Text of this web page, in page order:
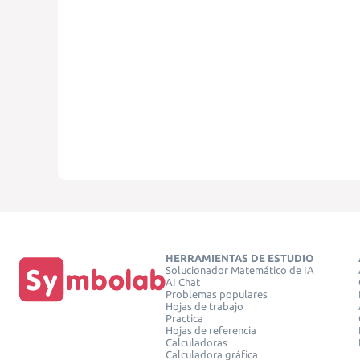
HERRAMIENTAS DE ESTUDIO
Solucionador Matemático de IA
AI Chat
Problemas populares
Hojas de trabajo
Practica
Hojas de referencia
Calculadoras
Calculadora gráfica